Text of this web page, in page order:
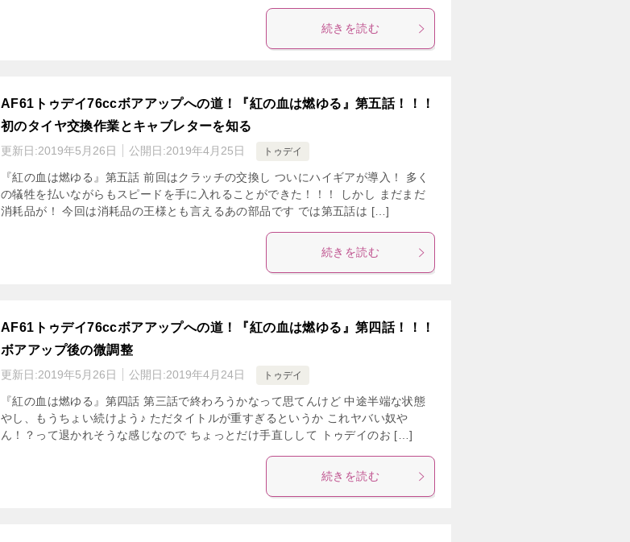
続きを読む
AF61トゥデイ76ccボアアップへの道！『紅の血は燃ゆる』第五話！！！
初のタイヤ交換作業とキャブレターを知る
更新日:2019年5月26日 公開日:2019年4月25日 トゥデイ
『紅の血は燃ゆる』第五話 前回はクラッチの交換し ついにハイギアが導入！ 多く
の犠牲を払いながらもスピードを手に入れることができた！！！ しかし まだまだ
消耗品が！ 今回は消耗品の王様とも言えるあの部品です では第五話は […]
続きを読む
AF61トゥデイ76ccボアアップへの道！『紅の血は燃ゆる』第四話！！！
ボアアップ後の微調整
更新日:2019年5月26日 公開日:2019年4月24日 トゥデイ
『紅の血は燃ゆる』第四話 第三話で終わろうかなって思てんけど 中途半端な状態
やし、もうちょい続けよう♪ ただタイトルが重すぎるというか これヤバい奴や
ん！？って退かれそうな感じなので ちょっとだけ手直しして トゥデイのお […]
続きを読む